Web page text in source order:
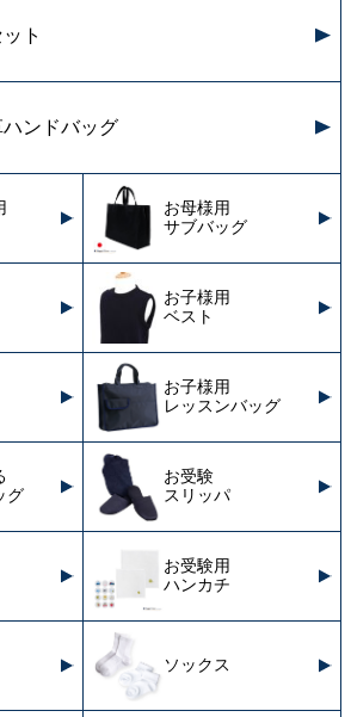
ト
ンドバッグ
お母様用
サブバッグ
お子様用
ベスト
お子様用
レッスンバッグ
グ
お受験
スリッパ
お受験用
ハンカチ
ソックス